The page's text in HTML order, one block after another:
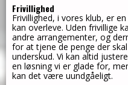
Frivillighed
Frivillighed, i vores klub, er
kan overleve. Uden frivillige
andre arrangementer, og
for at tjene de penge der
underskud. Vi kan altid
en løsning vi er glade for,
kan det være uundgåeligt.